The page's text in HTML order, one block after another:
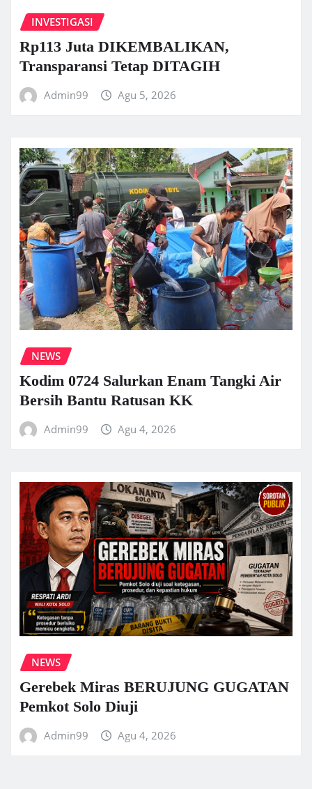
INVESTIGASI
Rp113 Juta DIKEMBALIKAN,
Transparansi Tetap DITAGIH
Admin99 Agu 5, 2026
NEWS
Kodim 0724 Salurkan Enam Tangki Air
Bersih Bantu Ratusan KK
Admin99 Agu 4, 2026
NEWS
Gerebek Miras BERUJUNG GUGATAN
Pemkot Solo Diuji
Admin99 Agu 4, 2026